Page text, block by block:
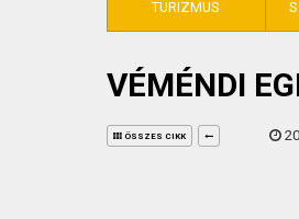
TURIZMUS
VÉMÉNDI
ÖSSZES CIKK